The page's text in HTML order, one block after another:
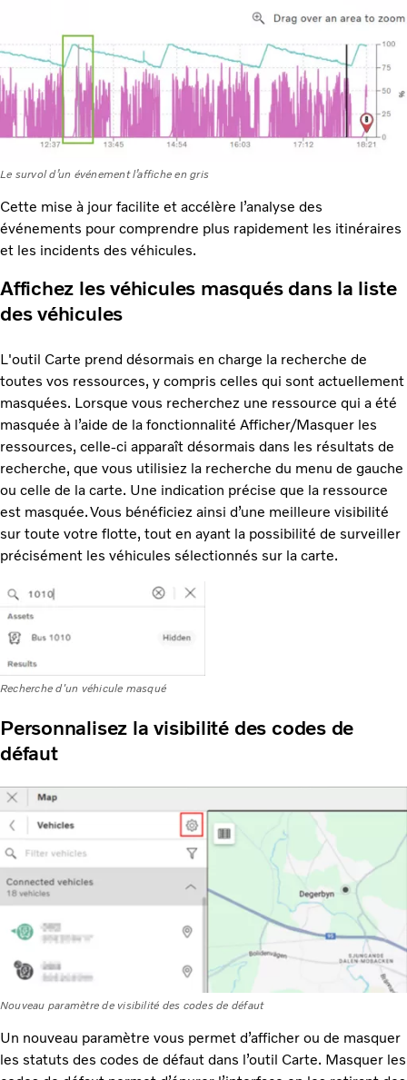
Le survol d’un événement l’affiche en gris
Cette mise à jour facilite et accélère l’analyse des
événements pour comprendre plus rapidement les itinéraires
et les incidents des véhicules.
Affichez les véhicules masqués dans la liste
des véhicules
L'outil Carte prend désormais en charge la recherche de
toutes vos ressources, y compris celles qui sont actuellement
masquées. Lorsque vous recherchez une ressource qui a été
masquée à l’aide de la fonctionnalité Afficher/Masquer les
ressources, celle-ci apparaît désormais dans les résultats de
recherche, que vous utilisiez la recherche du menu de gauche
ou celle de la carte. Une indication précise que la ressource
est masquée. Vous bénéficiez ainsi d’une meilleure visibilité
sur toute votre flotte, tout en ayant la possibilité de surveiller
précisément les véhicules sélectionnés sur la carte.
Recherche d'un véhicule masqué
Personnalisez la visibilité des codes de
défaut
Nouveau paramètre de visibilité des codes de défaut
Un nouveau paramètre vous permet d’afficher ou de masquer
les statuts des codes de défaut dans l’outil Carte. Masquer les